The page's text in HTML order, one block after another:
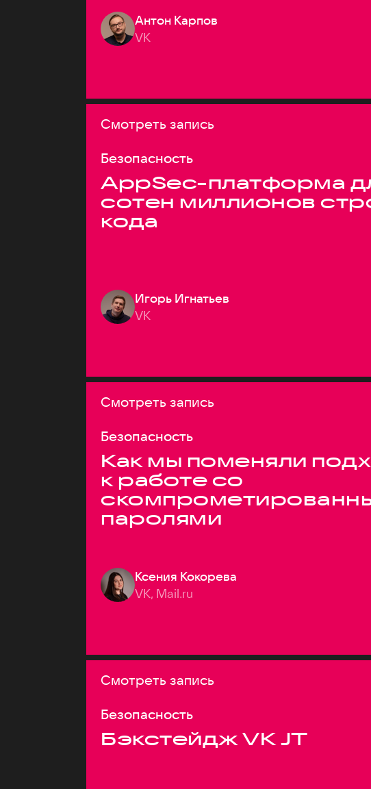
Антон Карпов
VK
Смотреть запись
Безопасность
AppSec-платформа
сотен миллионов
кода
Игорь Игнатьев
VK
Смотреть запись
Безопасность
Как мы поменяли
к работе со
паролями
Ксения Кокорева
VK, Mail.ru
Смотреть запись
Безопасность
Бэкстейдж VK JT